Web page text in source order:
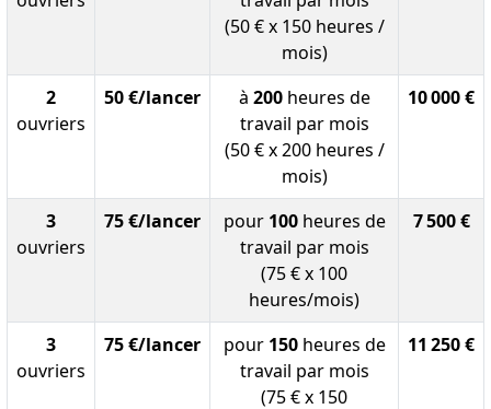
(50 € x 150 heures /
mois)
2
ouvriers
50 €/lancer à 200heures de
travail par mois
(50 € x 200 heures /
mois)
10 000 €
3
ouvriers
75 €/lancer pour 100heures de
travail par mois
(75 € x 100
heures/mois)
7 500 €
3
ouvriers
75 €/lancer pour 150heures de
travail par mois
(75 € x 150
11 250 €